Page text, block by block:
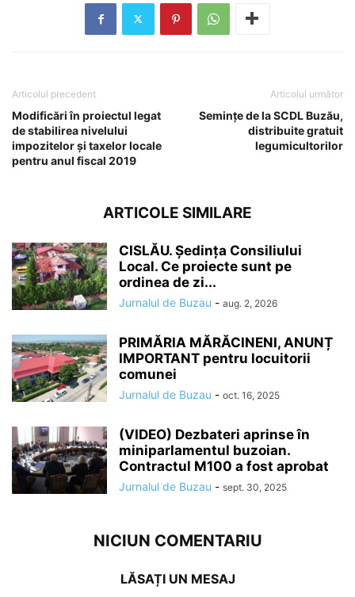
Articolul precedent
Modificări în proiectul legat
de stabilirea nivelului
impozitelor şi taxelor locale
pentru anul fiscal 2019
Articolul următor
Semințe de la SCDL Buzău,
distribuite gratuit
legumicultorilor
ARTICOLE SIMILARE
CISLĂU. Ședința Consiliului
Local. Ce proiecte sunt pe
ordinea de zi...
Jurnalul de Buzau - aug. 2, 2026
PRIMĂRIA MĂRĂCINENI, ANUNȚ
IMPORTANT pentru locuitorii
comunei
Jurnalul de Buzau - oct. 16, 2025
(VIDEO) Dezbateri aprinse în
miniparlamentul buzoian.
Contractul M100 a fost aprobat
Jurnalul de Buzau - sept. 30, 2025
NICIUN COMENTARIU
LĂSAȚI UN MESAJ